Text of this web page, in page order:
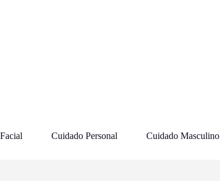
Cuidado Personal Cuidado Masculino